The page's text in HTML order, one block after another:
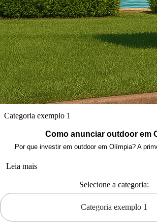
Categoria exemplo 1
Como anunciar outdoor em
Por que investir em outdoor em Olímpia? A
Leia mais
Selecione a categoria:
Categoria exemplo 1